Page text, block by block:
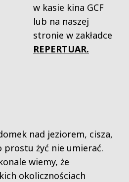
w kasie kina GCF
lub na naszej
stronie w zakładce
REPERTUAR.
nad jeziorem, cisza,
prostu żyć nie umierać.
wiemy, że
okolicznościach